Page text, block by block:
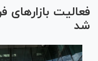
فعالیت بازارهای
شد